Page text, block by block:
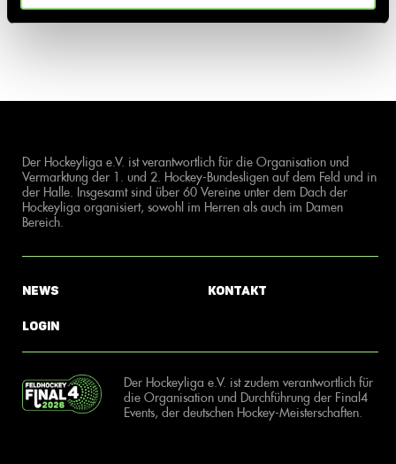
Der Hockeyliga e.V. ist verantwortlich für die Organisation und
Vermarktung der 1. und 2. Hockey-Bundesligen auf dem Feld und in
der Halle. Insgesamt sind über 60 Vereine unter dem Dach der
Hockeyliga organisiert, sowohl im Herren als auch im Damen
Bereich.
News
Login
Kontakt
Der Hockeyliga e.V. ist zudem verantwortlich für
die Organisation und Durchführung der Final4
Events, der deutschen Hockey-Meisterschaften.